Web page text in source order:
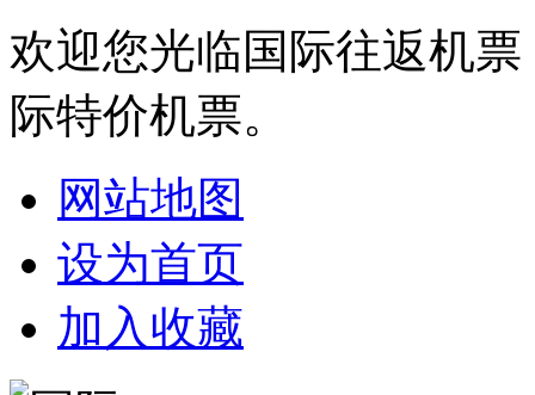
欢迎您光临国际往返机
际特价机票。
网站地图
设为首页
加入收藏